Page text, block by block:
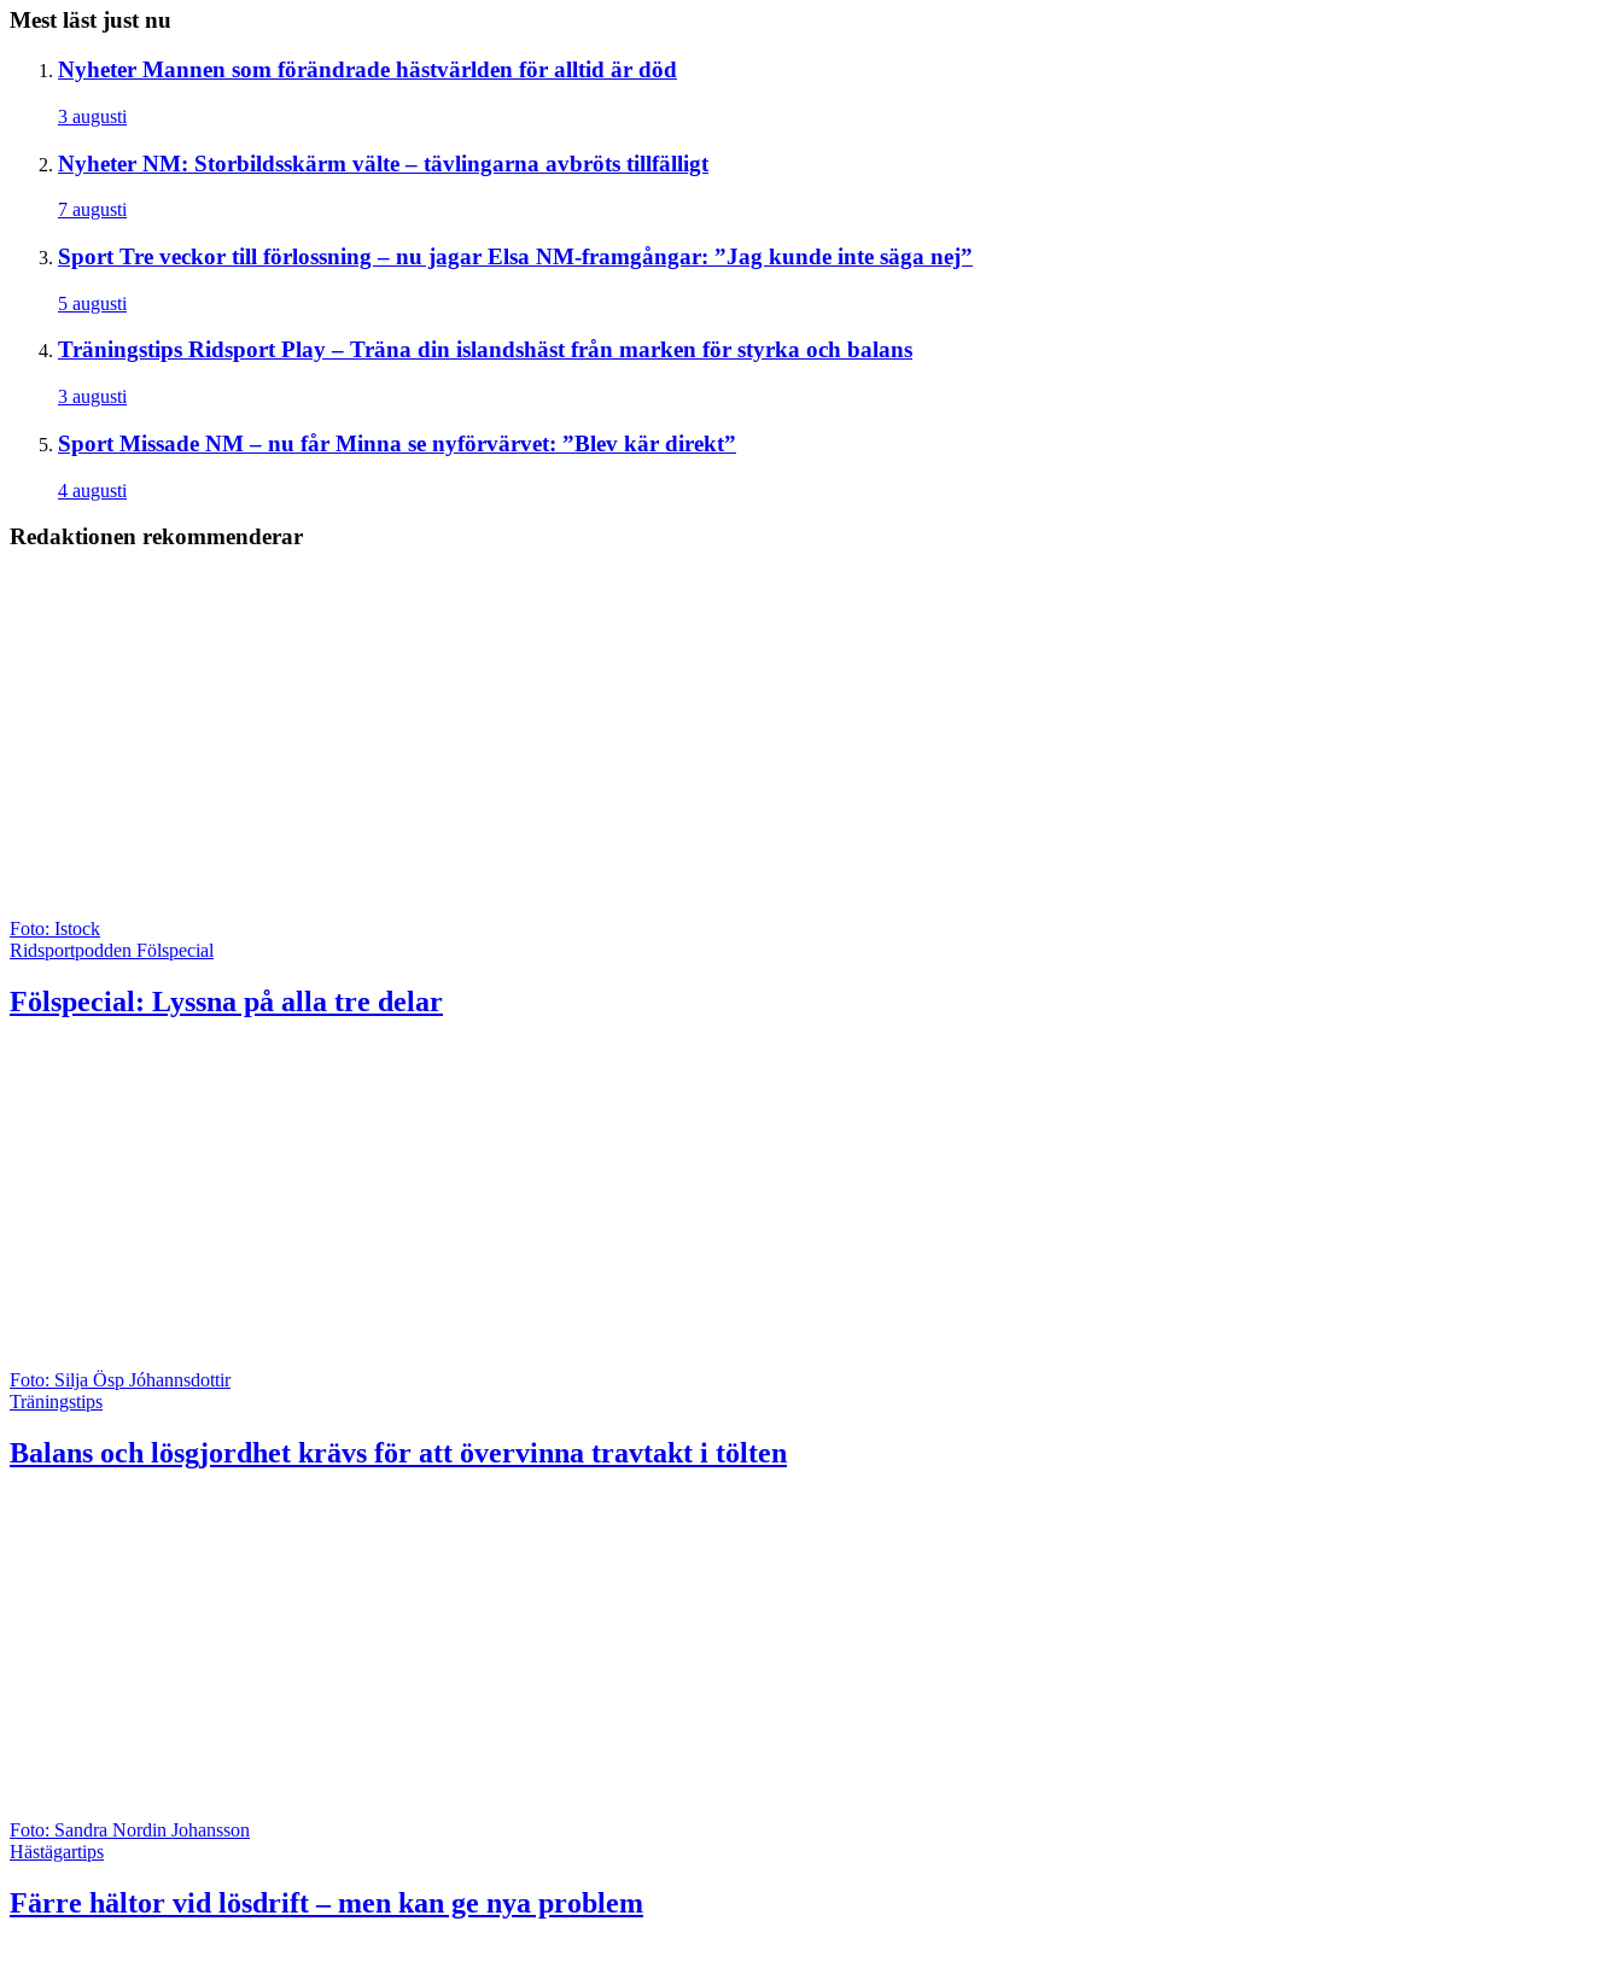
Mest läst just nu
Nyheter Mannen som förändrade hästvärlden för alltid är död
3 augusti
Nyheter NM: Storbildsskärm välte – tävlingarna avbröts tillfälligt
7 augusti
Sport Tre veckor till förlossning – nu jagar Elsa NM-framgångar: ”Jag kunde inte säga nej”
5 augusti
Träningstips Ridsport Play – Träna din islandshäst från marken för styrka och balans
3 augusti
Sport Missade NM – nu får Minna se nyförvärvet: ”Blev kär direkt”
4 augusti
Redaktionen rekommenderar
Foto: Istock
Ridsportpodden Fölspecial
Fölspecial: Lyssna på alla tre delar
Foto: Silja Ösp Jóhannsdottir
Träningstips
Balans och lösgjordhet krävs för att övervinna travtakt i tölten
Foto: Sandra Nordin Johansson
Hästägartips
Färre hältor vid lösdrift – men kan ge nya problem